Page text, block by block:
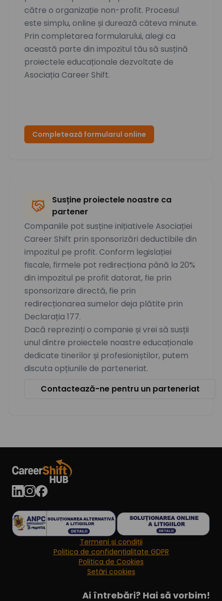
către o organizație non-profit. Procesul
este simplu, online și durează câteva minute.
Prin completarea formularului, alegi ca
această parte din impozitul tău să susțină
proiectele educaționale dezvoltate de
Asociația Career Shift.
Completează formularul online
Susține proiectele noastre ca
partener
Companiile pot susține inițiativele Asociației
Career Shift prin sponsorizări deductibile din
impozitul pe profit. Conform legislației
fiscale, firmele pot redirecționa până la 20%
din impozitul pe profit datorat, fie prin
sponsorizare directă, fie prin
redirecționarea sumelor deja plătite prin
Declarația 177.
Dacă reprezinți o companie și vrei să susții
unul dintre proiectele noastre educaționale
dedicate tinerilor și profesioniștilor, putem
discuta opțiunile de parteneriat.
Contactează-ne pentru un parteneriat
Termeni și condiții
Politica de confidențialitate GDPR
Politica de Cookies
Setări cookies
Ai întrebări? Hai să vorbim!